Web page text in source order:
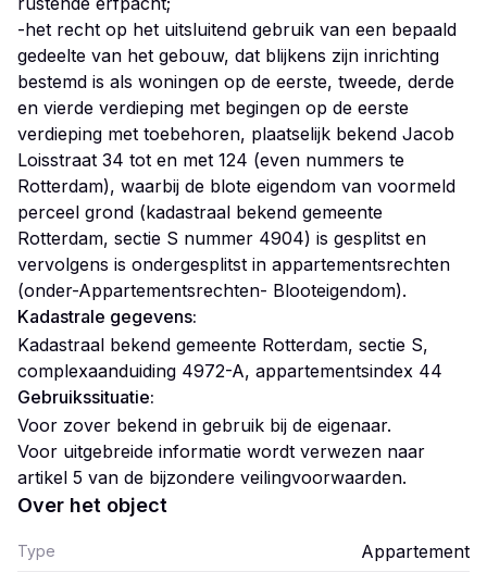
-het recht op het uitsluitend gebruik van een bepaald
gedeelte van het gebouw, dat blijkens zijn inrichting
bestemd is als woningen op de eerste, tweede, derde
en vierde verdieping met begingen op de eerste
verdieping met toebehoren, plaatselijk bekend Jacob
Loisstraat 34 tot en met 124 (even nummers te
Rotterdam), waarbij de blote eigendom van voormeld
perceel grond (kadastraal bekend gemeente
Rotterdam, sectie S nummer 4904) is gesplitst en
vervolgens is ondergesplitst in appartementsrechten
(onder-Appartementsrechten- Blooteigendom).
Kadastrale gegevens:
Kadastraal bekend gemeente Rotterdam, sectie S,
complexaanduiding 4972-A, appartementsindex 44
Gebruikssituatie:
Voor zover bekend in gebruik bij de eigenaar.
Voor uitgebreide informatie wordt verwezen naar
artikel 5 van de bijzondere veilingvoorwaarden.
Over het object
Type Appartement